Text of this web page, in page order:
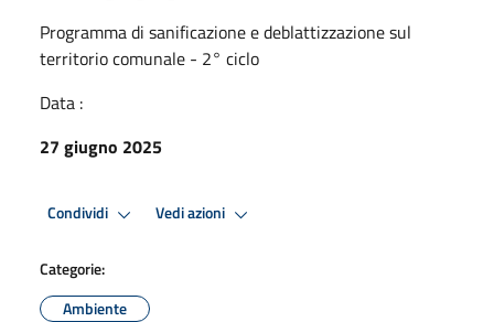
Programma di sanificazione e deblattizzazione sul
territorio comunale - 2° ciclo
Data :
27 giugno 2025
Condividi Vedi azioni
Categorie:
Ambiente